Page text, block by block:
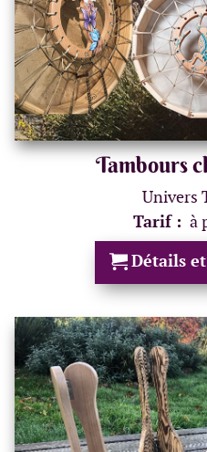
Tambours
Univers
Tarif : à
Détails